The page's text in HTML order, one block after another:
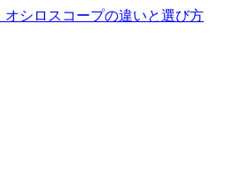
オシロスコープの違いと選び方